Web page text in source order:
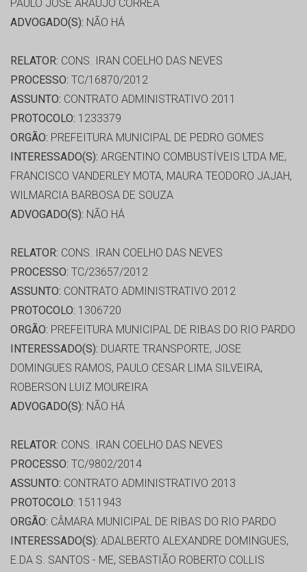
PAULO JOSE ARAUJO CORREA
ADVOGADO(S): NÃO HÁ
RELATOR: CONS. IRAN COELHO DAS NEVES
PROCESSO: TC/16870/2012
ASSUNTO: CONTRATO ADMINISTRATIVO 2011
PROTOCOLO: 1233379
ORGÃO: PREFEITURA MUNICIPAL DE PEDRO GOMES
INTERESSADO(S): ARGENTINO COMBUSTÍVEIS LTDA ME,
FRANCISCO VANDERLEY MOTA, MAURA TEODORO JAJAH,
WILMARCIA BARBOSA DE SOUZA
ADVOGADO(S): NÃO HÁ
RELATOR: CONS. IRAN COELHO DAS NEVES
PROCESSO: TC/23657/2012
ASSUNTO: CONTRATO ADMINISTRATIVO 2012
PROTOCOLO: 1306720
ORGÃO: PREFEITURA MUNICIPAL DE RIBAS DO RIO PARDO
INTERESSADO(S): DUARTE TRANSPORTE, JOSE
DOMINGUES RAMOS, PAULO CESAR LIMA SILVEIRA,
ROBERSON LUIZ MOUREIRA
ADVOGADO(S): NÃO HÁ
RELATOR: CONS. IRAN COELHO DAS NEVES
PROCESSO: TC/9802/2014
ASSUNTO: CONTRATO ADMINISTRATIVO 2013
PROTOCOLO: 1511943
ORGÃO: CÂMARA MUNICIPAL DE RIBAS DO RIO PARDO
INTERESSADO(S): ADALBERTO ALEXANDRE DOMINGUES,
E.DA S. SANTOS - ME, SEBASTIÃO ROBERTO COLLIS